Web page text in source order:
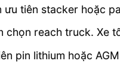
ưu tiên stacker hoặc
chọn reach truck. Xe
pin lithium hoặc